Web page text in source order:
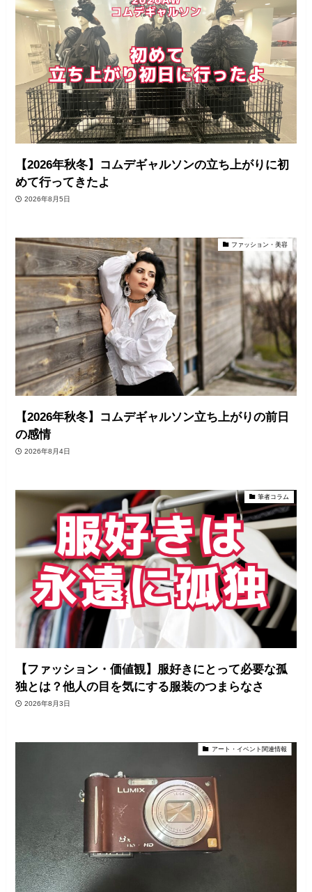
【2026年秋冬】コムデギャルソンの立ち上がりに初
めて行ってきたよ
2026年8月5日
ファッション・美容
【2026年秋冬】コムデギャルソン立ち上がりの前日
の感情
2026年8月4日
筆者コラム
【ファッション・価値観】服好きにとって必要な孤
独とは？他人の目を気にする服装のつまらなさ
2026年8月3日
アート・イベント関連情報